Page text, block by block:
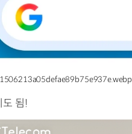
됨!